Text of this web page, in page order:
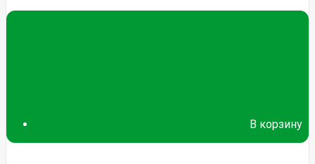
В корзину